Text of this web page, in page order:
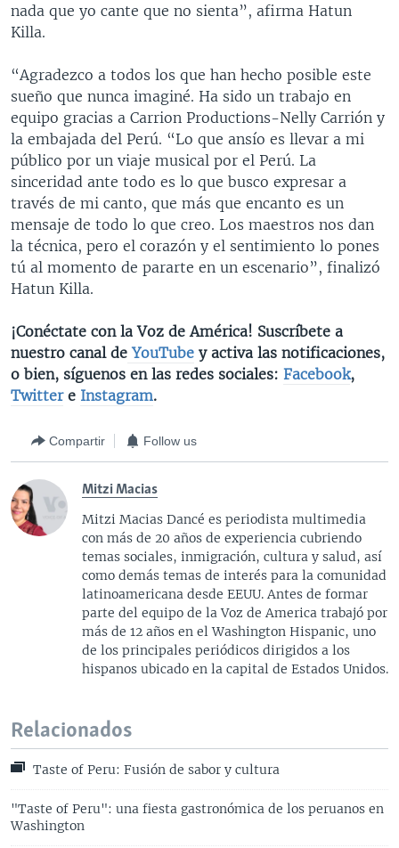
nada que yo cante que no sienta”, afirma Hatun
Killa.
“Agradezco a todos los que han hecho posible este
sueño que nunca imaginé. Ha sido un trabajo en
equipo gracias a Carrion Productions-Nelly Carrión y
la embajada del Perú. “Lo que ansío es llevar a mi
público por un viaje musical por el Perú. La
sinceridad ante todo es lo que busco expresar a
través de mi canto, que más que encanto es un
mensaje de todo lo que creo. Los maestros nos dan
la técnica, pero el corazón y el sentimiento lo pones
tú al momento de pararte en un escenario”, finalizó
Hatun Killa.
¡Conéctate con la Voz de América! Suscríbete a
nuestro canal de YouTube y activa las notificaciones,
o bien, síguenos en las redes sociales: Facebook,
Twittere Instagram.
Compartir Follow us
Mitzi Macias
Mitzi Macias Dancé es periodista multimedia
con más de 20 años de experiencia cubriendo
temas sociales, inmigración, cultura y salud, así
como demás temas de interés para la comunidad
latinoamericana desde EEUU. Antes de formar
parte del equipo de la Voz de America trabajó por
más de 12 años en el Washington Hispanic, uno
de los principales periódicos dirigidos a los
hispanos ubicado en la capital de Estados Unidos.
Relacionados
Taste of Peru: Fusión de sabor y cultura
"Taste of Peru": una fiesta gastronómica de los peruanos en
Washington